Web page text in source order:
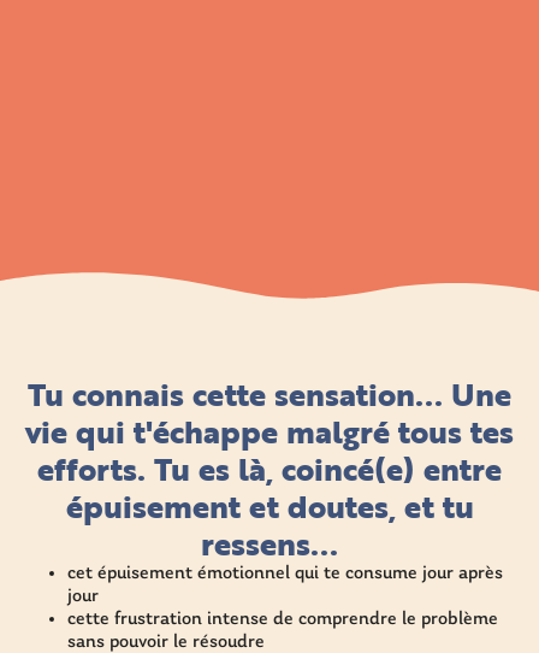
Tu connais cette sensation... Une
vie qui t'échappe malgré tous tes
efforts. Tu es là, coincé(e) entre
épuisement et doutes, et tu
ressens...
cet épuisement émotionnel qui te consume jour après
jour
cette frustration intense de comprendre le problème
sans pouvoir le résoudre